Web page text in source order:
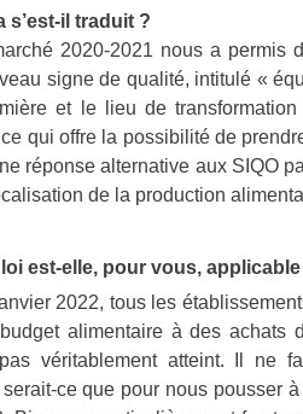
s’est-il traduit ?
2020-2021 nous a permis
signe de qualité, intitulé «
et le lieu de
qui offre la possibilité de
réponse alternative aux SIQO
de la production
est-elle, pour vous, applicable
2022, tous les
alimentaire à des
véritablement atteint. Il ne
ce que pour nous pousser